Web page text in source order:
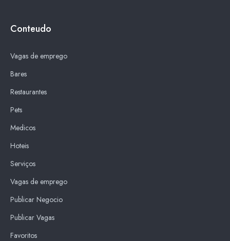
Conteudo
Vagas de emprego
Bares
Restaurantes
Pets
Medicos
Hoteis
Serviços
Vagas de emprego
Publicar Negocio
Publicar Vagas
Favoritos